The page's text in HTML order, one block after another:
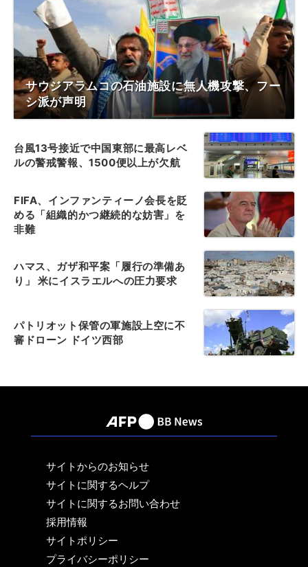
サウジアラムコの石油施設に無人機攻撃、フー
シ派が声明
台風13号接近で中国東部に最高レベ
ルの警戒警報、1500便以上が欠航
FIFA、インファンティーノ会長を貶
める「組織的かつ継続的な妨害」を
非難
ハマス、ガザ和平案「履行の準備あ
り」 米にイスラエルへの圧力要求
パトリオット保管の軍施設上空に不
審ドローン ドイツ西部
サイトからのお知らせ
サイトに関するヘルプ
サイトに関するお問い合わせ
採用情報
サイトポリシー
プライバシーポリシー